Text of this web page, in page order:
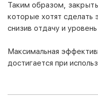
Таким образом,
которые хотят сделать
снизив отдачу и
Максимальная
достигается при